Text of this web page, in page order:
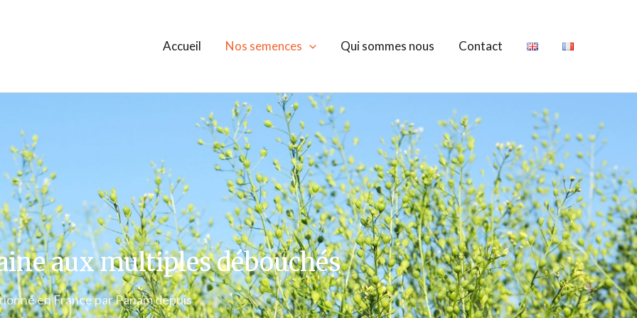
Accueil Nos semences Qui sommes nous Contact
aux multiples débouchés
en France par Panam depuis